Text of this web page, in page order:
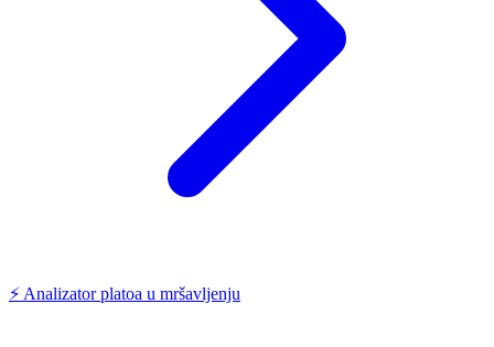
⚡ Analizator platoa u mršavljenju